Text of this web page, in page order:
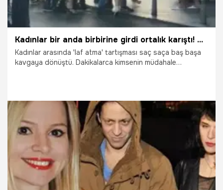
Kadınlar bir anda birbirine girdi ortalık karıştı! Çevredekiler ayıramadı!
Kadınlar arasında 'laf atma' tartışması saç saça baş başa
kavgaya dönüştü. Dakikalarca kimsenin müdahale
Yaşam